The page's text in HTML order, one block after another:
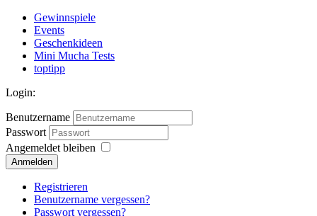
Gewinnspiele
Events
Geschenkideen
Mini Mucha Tests
toptipp
Login:
Benutzername
Passwort
Angemeldet bleiben
Anmelden
Registrieren
Benutzername vergessen?
Passwort vergessen?